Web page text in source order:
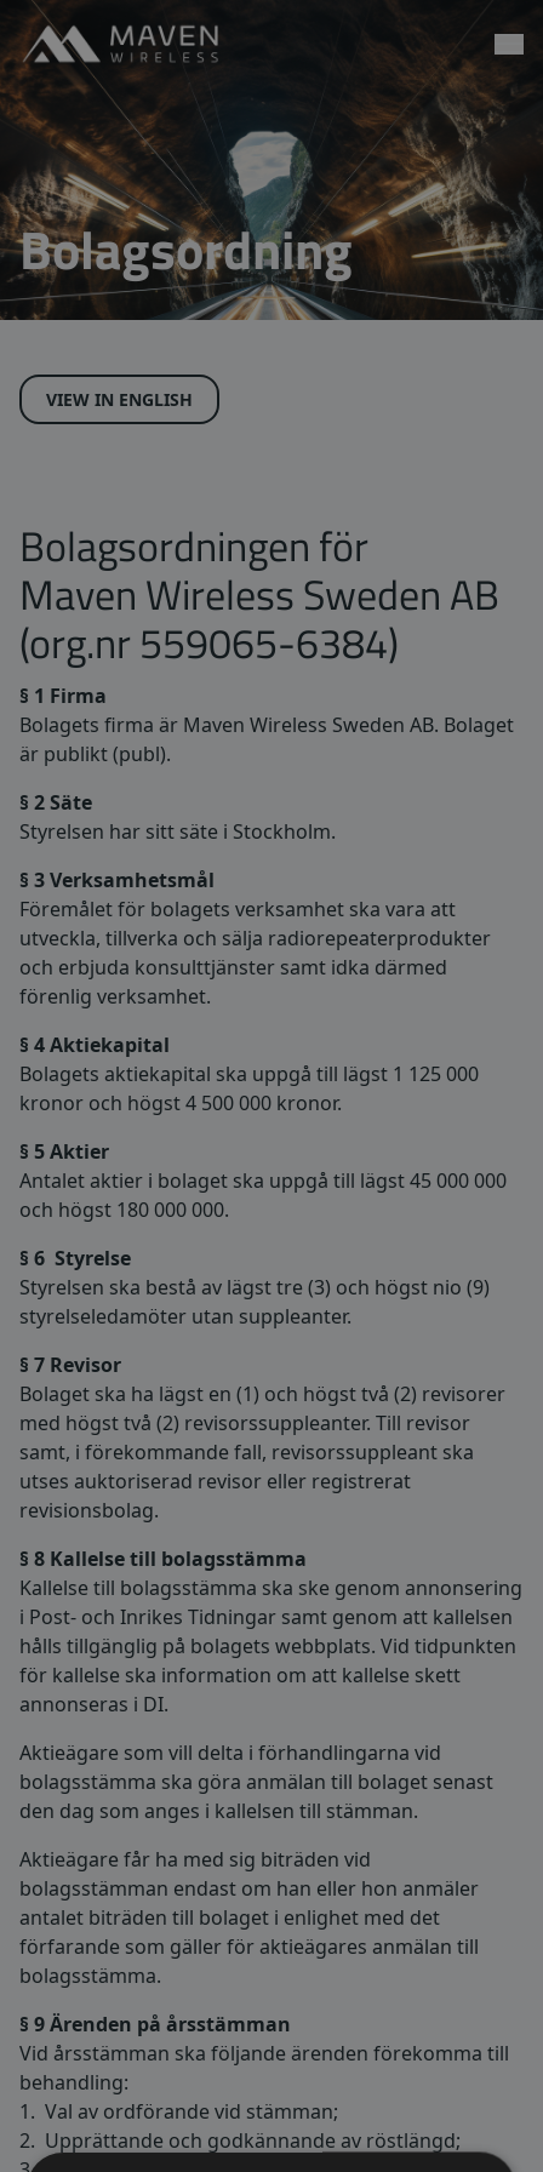
Hoppa till innehåll
Maven Wireless
Bolagsordning
VIEW IN ENGLISH
Bolagsordningen för
Maven Wireless Sweden AB
(org.nr 559065-6384)
§ 1 Firma
Bolagets firma är Maven Wireless Sweden AB. Bolaget
är publikt (publ).
§ 2 Säte
Styrelsen har sitt säte i Stockholm.
§ 3 Verksamhetsmål
Föremålet för bolagets verksamhet ska vara att
utveckla, tillverka och sälja radiorepeaterprodukter
och erbjuda konsulttjänster samt idka därmed
förenlig verksamhet.
§ 4 Aktiekapital
Bolagets aktiekapital ska uppgå till lägst 1 125 000
kronor och högst 4 500 000 kronor.
§ 5 Aktier
Antalet aktier i bolaget ska uppgå till lägst 45 000 000
och högst 180 000 000.
§ 6 Styrelse
Styrelsen ska bestå av lägst tre (3) och högst nio (9)
styrelseledamöter utan suppleanter.
§ 7 Revisor
Bolaget ska ha lägst en (1) och högst två (2) revisorer
med högst två (2) revisorssuppleanter. Till revisor
samt, i förekommande fall, revisorssuppleant ska
utses auktoriserad revisor eller registrerat
revisionsbolag.
§ 8 Kallelse till bolagsstämma
Kallelse till bolagsstämma ska ske genom annonsering
i Post- och Inrikes Tidningar samt genom att kallelsen
hålls tillgänglig på bolagets webbplats. Vid tidpunkten
för kallelse ska information om att kallelse skett
annonseras i DI.
Aktieägare som vill delta i förhandlingarna vid
bolagsstämma ska göra anmälan till bolaget senast
den dag som anges i kallelsen till stämman.
Aktieägare får ha med sig biträden vid
bolagsstämman endast om han eller hon anmäler
antalet biträden till bolaget i enlighet med det
förfarande som gäller för aktieägares anmälan till
bolagsstämma.
§ 9 Ärenden på årsstämman
Vid årsstämman ska följande ärenden förekomma till
behandling:
1. Val av ordförande vid stämman;
2. Upprättande och godkännande av röstlängd;